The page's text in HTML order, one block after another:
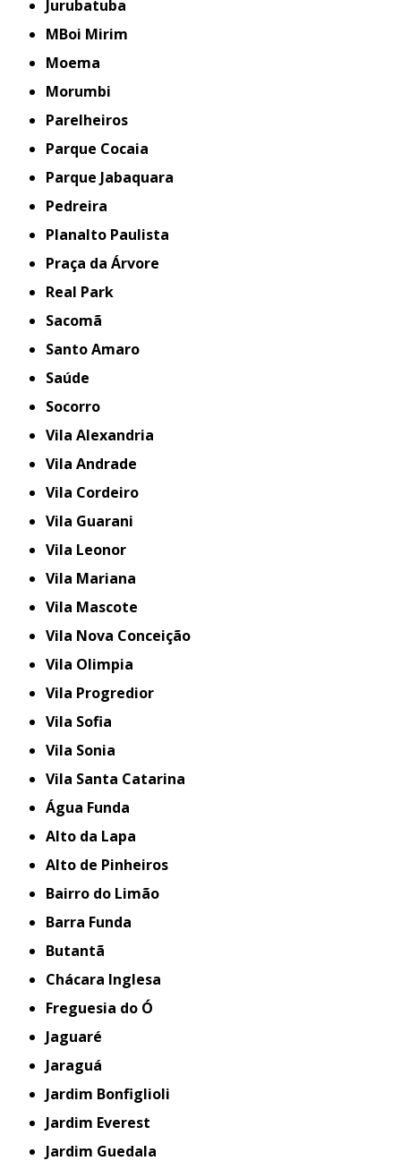
Jurubatuba
MBoi Mirim
Moema
Morumbi
Parelheiros
Parque Cocaia
Parque Jabaquara
Pedreira
Planalto Paulista
Praça da Árvore
Real Park
Sacomã
Santo Amaro
Saúde
Socorro
Vila Alexandria
Vila Andrade
Vila Cordeiro
Vila Guarani
Vila Leonor
Vila Mariana
Vila Mascote
Vila Nova Conceição
Vila Olimpia
Vila Progredior
Vila Sofia
Vila Sonia
Vila Santa Catarina
Água Funda
Alto da Lapa
Alto de Pinheiros
Bairro do Limão
Barra Funda
Butantã
Chácara Inglesa
Freguesia do Ó
Jaguaré
Jaraguá
Jardim Bonfiglioli
Jardim Everest
Jardim Guedala